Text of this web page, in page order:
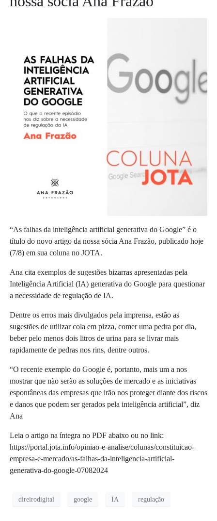
“As falhas da inteligência artificial generativa do Google” é o
título do novo artigo da nossa sócia Ana Frazão, publicado hoje
(7/8) em sua coluna no JOTA.
Ana cita exemplos de sugestões bizarras apresentadas pela
Inteligência Artificial (IA) generativa do Google para questionar
a necessidade de regulação de IA.
Dentre os erros mais divulgados pela imprensa, estão as
sugestões de utilizar cola em pizza, comer uma pedra por dia,
beber pelo menos dois litros de urina para se livrar mais
rapidamente de pedras nos rins, dentre outros.
“O recente exemplo do Google é, portanto, mais um a nos
mostrar que não serão as soluções de mercado e as iniciativas
espontâneas das empresas que irão nos proteger diante dos riscos
e danos que podem ser gerados pela inteligência artificial”, diz
Ana
Leia o artigo na íntegra no PDF abaixo ou no link:
https://portal.jota.info/opiniao-e-analise/colunas/constituicao-
empresa-e-mercado/as-falhas-da-inteligencia-artificial-
generativa-do-google-07082024
direirodigital google IA regulação